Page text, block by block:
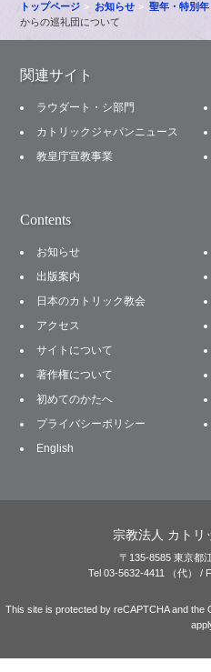
トップページ お知らせ 聖年・特別年
からの巡礼団について
関連サイト
ラウダート・シ部門
カトリックジャパンニュース
教皇庁宣教事業
Contents
お知らせ
出版案内
日本のカトリック教会
アクセス
サイトについて
著作権について
初めてのかたへ
プライバシーポリシー
English
宗教法人 カトリ
〒135-8585 東京都
Tel 03-5632-4411 （代） /
This site is protected by reCAPTCHA and the